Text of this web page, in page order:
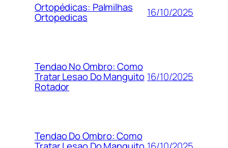
Ortopédicas: Palmilhas
Ortopedicas 16/10/2025
Tendao No Ombro: Como
Tratar Lesao Do Manguito
Rotador
16/10/2025
Tendao Do Ombro: Como